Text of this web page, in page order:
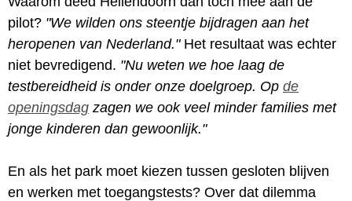
pilot? "We wilden ons steentje bijdragen aan het
heropenen van Nederland."Het resultaat was echter
niet bevredigend. "Nu weten we hoe laag de
testbereidheid is onder onze doelgroep. Op de
openingsdag zagen we ook veel minder families met
jonge kinderen dan gewoonlijk."
En als het park moet kiezen tussen gesloten blijven
en werken met toegangstests? Over dat dilemma